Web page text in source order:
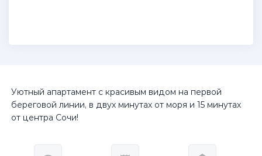
Уютный апартамент с красивым видом на первой
береговой линии, в двух минутах от моря и 15 минутах
от центра Сочи!